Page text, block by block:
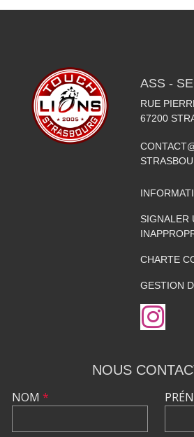
ASS -
RUE
67200
SIGNALER
CHARTE
GESTION
NOUS
NOM *